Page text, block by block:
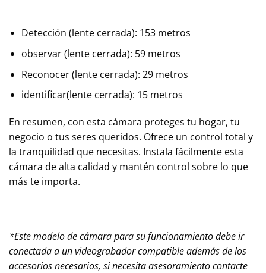
Detección (lente cerrada): 153 metros
observar (lente cerrada): 59 metros
Reconocer (lente cerrada): 29 metros
identificar(lente cerrada): 15 metros
En resumen, con esta cámara proteges tu hogar, tu
negocio o tus seres queridos. Ofrece un control total y
la tranquilidad que necesitas. Instala fácilmente esta
cámara de alta calidad y mantén control sobre lo que
más te importa.
*Este modelo de cámara para su funcionamiento debe ir
conectada a un videograbador compatible además de los
accesorios necesarios, si necesita asesoramiento contacte